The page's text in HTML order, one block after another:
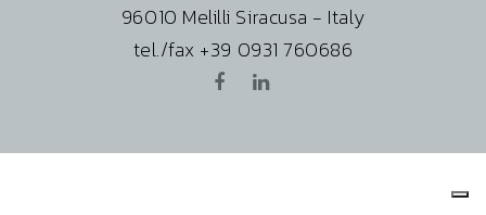
96010 Melilli Siracusa - Italy
tel./fax +39 0931 760686